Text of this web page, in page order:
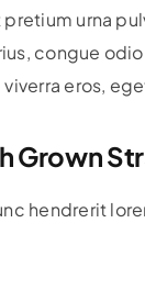
urna
congue
eros,
Grown
hendrerit